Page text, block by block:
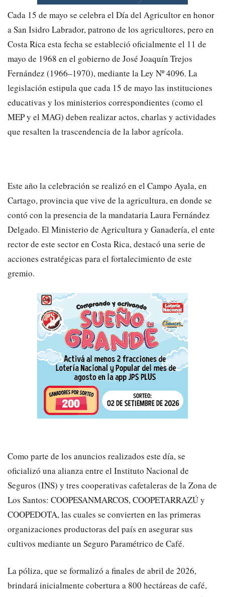
Cada 15 de mayo se celebra el Día del Agricultor en honor
a San Isidro Labrador, patrono de los agricultores, pero en
Costa Rica esta fecha se estableció oficialmente el 11 de
mayo de 1968 en el gobierno de José Joaquín Trejos
Fernández (1966–1970), mediante la Ley Nº 4096. La
legislación estipula que cada 15 de mayo las instituciones
educativas y los ministerios correspondientes (como el
MEP y el MAG) deben realizar actos, charlas y actividades
que resalten la trascendencia de la labor agrícola.
Este año la celebración se realizó en el Campo Ayala, en
Cartago, provincia que vive de la agricultura, en donde se
contó con la presencia de la mandataria Laura Fernández
Delgado. El Ministerio de Agricultura y Ganadería, el ente
rector de este sector en Costa Rica, destacó una serie de
acciones estratégicas para el fortalecimiento de este
gremio.
Como parte de los anuncios realizados este día, se
oficializó una alianza entre el Instituto Nacional de
Seguros (INS) y tres cooperativas cafetaleras de la Zona de
Los Santos: COOPESANMARCOS, COOPETARRAZÚ y
COOPEDOTA, las cuales se convierten en las primeras
organizaciones productoras del país en asegurar sus
cultivos mediante un Seguro Paramétrico de Café.
La póliza, que se formalizó a finales de abril de 2026,
brindará inicialmente cobertura a 800 hectáreas de café,